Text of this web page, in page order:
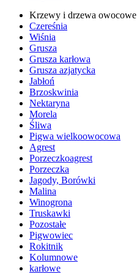
Krzewy i drzewa owocowe
Czereśnia
Wiśnia
Grusza
Grusza karłowa
Grusza azjatycka
Jabłoń
Brzoskwinia
Nektaryna
Morela
Śliwa
Pigwa wielkoowocowa
Agrest
Porzeczkoagrest
Porzeczka
Jagody, Borówki
Malina
Winogrona
Truskawki
Pozostałe
Pigwowiec
Rokitnik
Kolumnowe
karłowe